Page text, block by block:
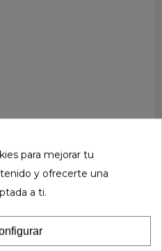
para mejorar tu
y ofrecerte una
a ti.